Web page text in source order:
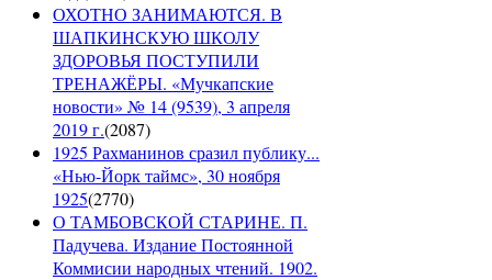
ОХОТНО ЗАНИМАЮТСЯ. В
ШАПКИНСКУЮ ШКОЛУ
ЗДОРОВЬЯ ПОСТУПИЛИ
ТРЕНАЖЁРЫ. «Мучкапские
новости» № 14 (9539), 3 апреля
2019 г.(2087)
1925 Рахманинов сразил публику...
«Нью-Йорк таймс», 30 ноября
1925(2770)
О ТАМБОВСКОЙ СТАРИНЕ. П.
Падучева. Издание Постоянной
Коммисии народных чтений. 1902.